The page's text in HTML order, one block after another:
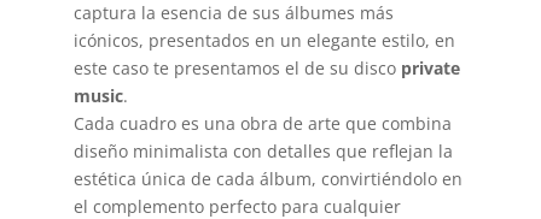
captura la esencia de sus álbumes más
icónicos, presentados en un elegante estilo, en
este caso te presentamos el de su disco private
music.
Cada cuadro es una obra de arte que combina
diseño minimalista con detalles que reflejan la
estética única de cada álbum, convirtiéndolo en
el complemento perfecto para cualquier